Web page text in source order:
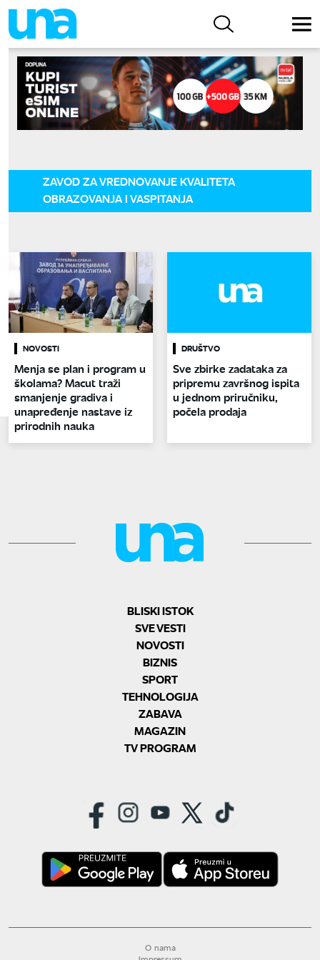
ZAVOD ZA VREDNOVANJE KVALITETA
OBRAZOVANJA I VASPITANJA
NOVOSTI
Menja se plan i program u
školama? Macut traži
smanjenje gradiva i
unapređenje nastave iz
prirodnih nauka
DRUŠTVO
Sve zbirke zadataka za
pripremu završnog ispita
u jednom priručniku,
počela prodaja
BLISKI ISTOK
SVE VESTI
NOVOSTI
BIZNIS
SPORT
TEHNOLOGIJA
ZABAVA
MAGAZIN
TV PROGRAM
O nama